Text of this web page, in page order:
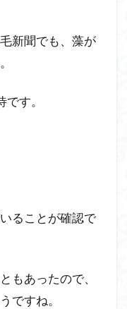
新聞でも、藻が
す。
ることが確認で
もあったので、
ですね。